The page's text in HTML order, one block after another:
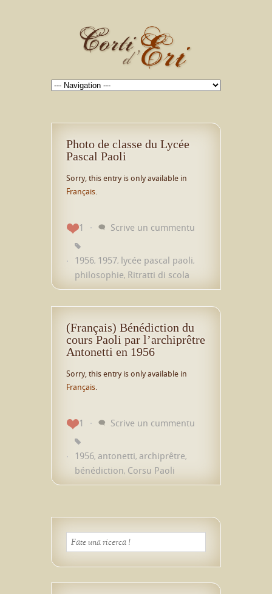
Photo de classe du Lycée
Pascal Paoli
Sorry, this entry is only available in
Français
1 Scrive un cummentu
1956, 1957, lycée pascal paoli,
philosophie, Ritratti di scola
(Français) Bénédiction du
cours Paoli par l’archiprêtre
Antonetti en 1956
Sorry, this entry is only available in
Français
1 Scrive un cummentu
1956, antonetti, archiprêtre,
bénédiction, Corsu Paoli